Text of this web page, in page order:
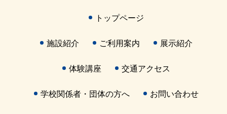
トップページ
施設紹介 ご利用案内 展示紹介
体験講座 交通アクセス
学校関係者・団体の方へ お問い合わせ